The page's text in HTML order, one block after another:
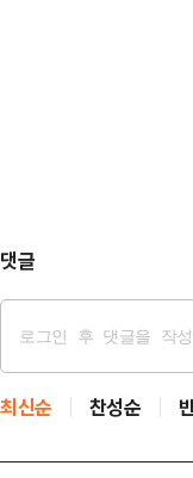
댓글
최신순 찬성순